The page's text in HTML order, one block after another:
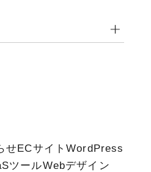
せECサイトWordPress
ツールWebデザイン